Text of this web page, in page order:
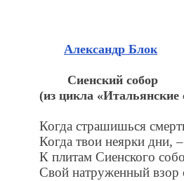
Александр Блок
Сиенский собор
(из цикла «Итальянские
Когда страшишься
Когда твои неярки дни, –
К плитам Сиенского
Свой натруженный взор